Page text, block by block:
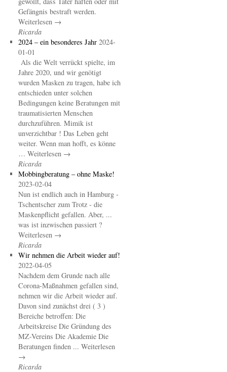
Gefängnis bestraft werden.
Weiterlesen →
Ricarda
2024 – ein besonderes Jahr 2024-
01-01
Als die Welt verrückt spielte, im
Jahre 2020, und wir genötigt
wurden Masken zu tragen, habe ich
entschieden unter solchen
Bedingungen keine Beratungen mit
traumatisierten Menschen
durchzuführen. Mimik ist
unverzichtbar ! Das Leben geht
weiter. Wenn man hofft, es könne
… Weiterlesen →
Ricarda
Mobbingberatung – ohne Maske!
2023-02-04
Nun ist endlich auch in Hamburg -
Tschentscher zum Trotz - die
Maskenpflicht gefallen. Aber, ...
was ist inzwischen passiert ?
Weiterlesen →
Ricarda
Wir nehmen die Arbeit wieder auf!
2022-04-05
Nachdem dem Grunde nach alle
Corona-Maßnahmen gefallen sind,
nehmen wir die Arbeit wieder auf.
Davon sind zunächst drei ( 3 )
Bereiche betroffen: Die
Arbeitskreise Die Gründung des
MZ-Vereins Die Akademie Die
Beratungen finden ... Weiterlesen
→
Ricarda